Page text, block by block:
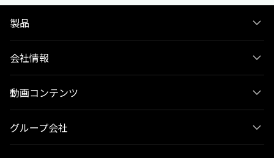
製品
会社情報
動画コンテンツ
グループ会社